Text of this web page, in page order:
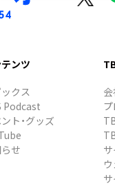
ンツ
クス
Podcast
ト・グッズ
せ